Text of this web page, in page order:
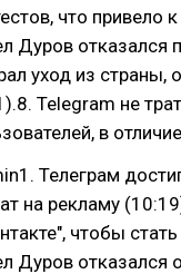
что привело
Дуров отказался
уход из страны,
Telegram не
в
Телеграм
на рекламу
чтобы
Дуров отказался